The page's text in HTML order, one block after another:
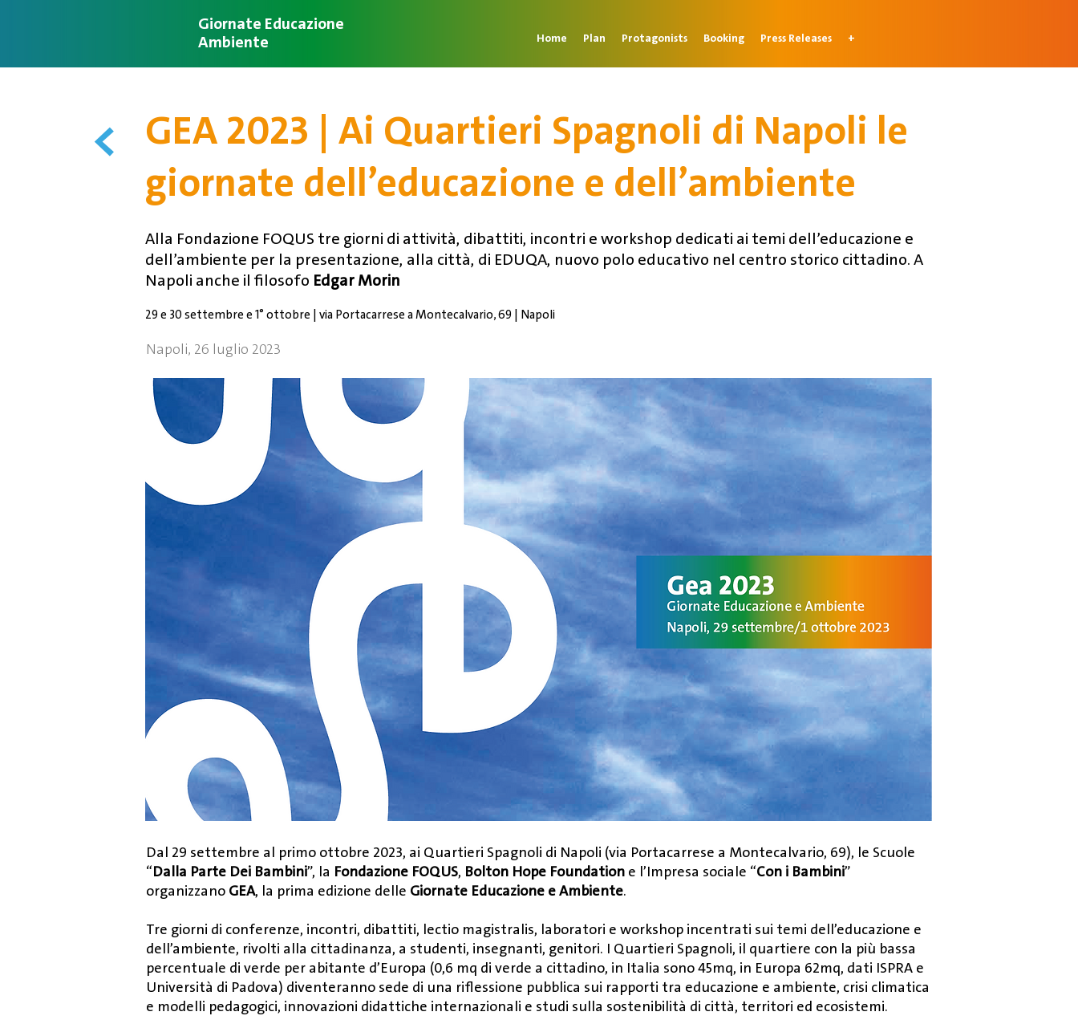
Home Plan Protagonists Booking Press Releases +
Giornate Educazione
Ambiente
<
GEA 2023 | Ai Quartieri Spagnoli di Napoli le
giornate dell’educazione e dell’ambiente
Alla Fondazione FOQUS tre giorni di attività, dibattiti, incontri e workshop dedicati ai temi dell’educazione e
dell’ambiente per la presentazione, alla città, di EDUQA, nuovo polo educativo nel centro storico cittadino. A
Napoli anche il filosofo Edgar Morin
29 e 30 settembre e 1° ottobre | via Portacarrese a Montecalvario, 69 | Napoli
Napoli, 26 luglio 2023
Dal 29 settembre al primo ottobre 2023, ai Quartieri Spagnoli di Napoli (via Portacarrese a Montecalvario, 69), le Scuole
“Dalla Parte Dei Bambini”, la Fondazione FOQUS, Bolton Hope Foundation e l’Impresa sociale “Con i Bambini”
organizzano GEA, la prima edizione delle Giornate Educazione e Ambiente.
Tre giorni di conferenze, incontri, dibattiti, lectio magistralis, laboratori e workshop incentrati sui temi dell’educazione e
dell’ambiente, rivolti alla cittadinanza, a studenti, insegnanti, genitori. I Quartieri Spagnoli, il quartiere con la più bassa
percentuale di verde per abitante d’Europa (0,6 mq di verde a cittadino, in Italia sono 45mq, in Europa 62mq, dati ISPRA e
Università di Padova) diventeranno sede di una riflessione pubblica sui rapporti tra educazione e ambiente, crisi climatica
e modelli pedagogici, innovazioni didattiche internazionali e studi sulla sostenibilità di città, territori ed ecosistemi.